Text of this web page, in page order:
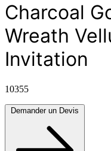
Charcoal
Wreath
Invitation
10355